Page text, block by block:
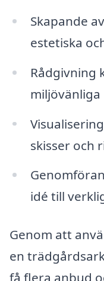
Skapande
estetiska
Rådgivning
skisser och
idé till
Genom att
en
få flera anbud